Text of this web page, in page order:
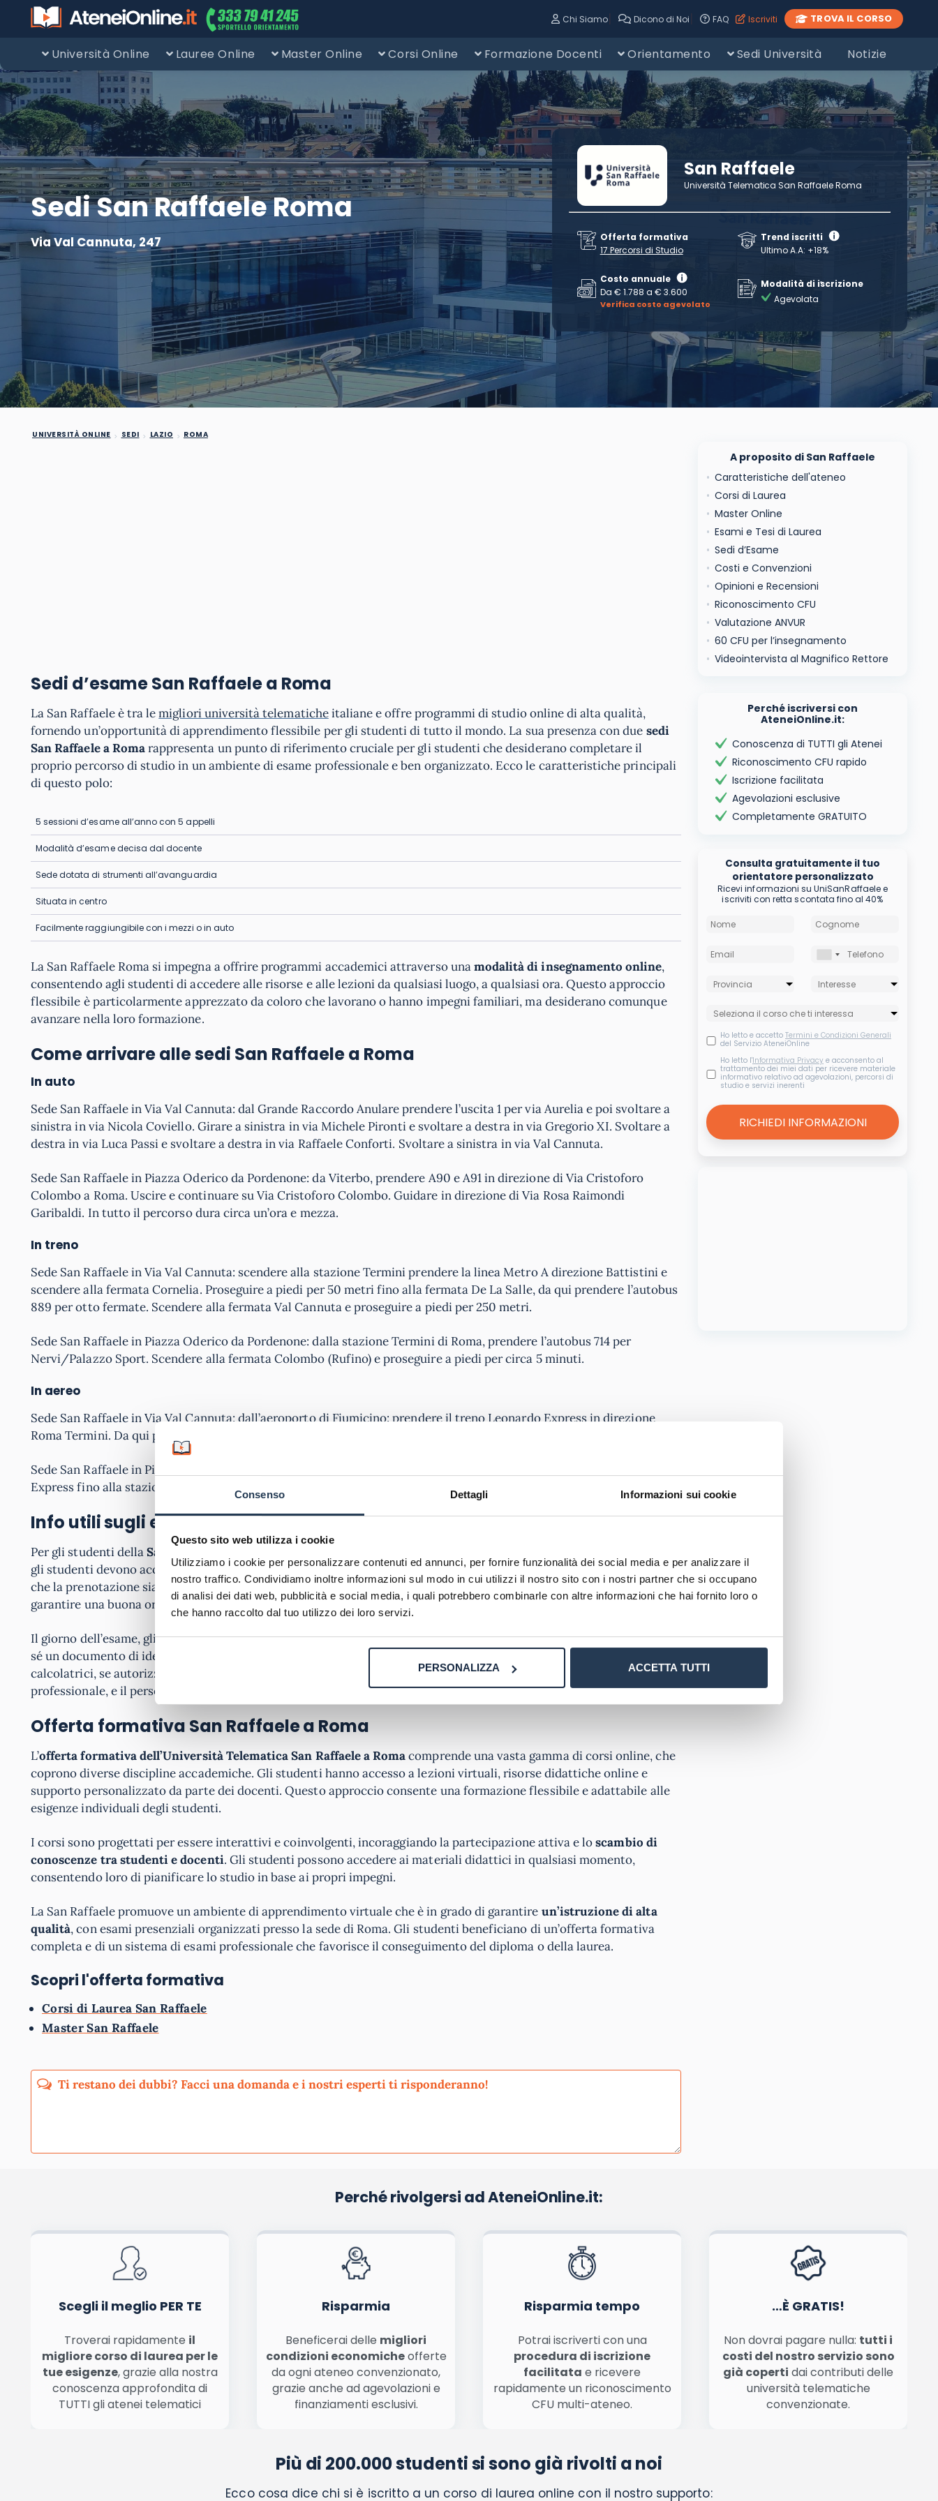
Consenso Dettagli Informazioni sui cookie
Questo sito web utilizza i cookie
Utilizziamo i cookie per personalizzare contenuti ed annunci, per fornire funzionalità dei social media e per analizzare il
nostro traffico. Condividiamo inoltre informazioni sul modo in cui utilizzi il nostro sito con i nostri partner che si occupano
di analisi dei dati web, pubblicità e social media, i quali potrebbero combinarle con altre informazioni che hai fornito loro o
che hanno raccolto dal tuo utilizzo dei loro servizi.
PERSONALIZZA ACCETTA TUTTI
Chi Siamo| Dicono di Noi| FAQ Iscriviti TROVA IL CORSO
Università Online Lauree Online Master Online Corsi Online Formazione Docenti Orientamento Sedi Università Notizie
Sedi San Raffaele Roma
Via Val Cannuta, 247
San Raffaele
Università Telematica San Raffaele Roma
Offerta formativa
17 Percorsi di Studio
Trend iscritti
Ultimo A.A: +18%
Costo annuale
Da € 1.788 a € 3.600
Verifica costo agevolato
Modalità di iscrizione
Agevolata
UNIVERSITÀ ONLINE SEDI LAZIO ROMA
Sedi d’esame San Raffaelea Roma
La San Raffaele è tra lemigliori università telematicheitaliane e offre programmi di studio online di alta qualità,
fornendo un’opportunità di apprendimento flessibile per gli studenti di tutto il mondo. La sua presenza con due sedi
San Raffaele a Romarappresenta un punto di riferimento cruciale per gli studenti che desiderano completare il
proprio percorso di studio in un ambiente di esame professionale e ben organizzato. Ecco le caratteristiche principali
di questo polo:
5 sessioni d’esame all’anno con 5 appelli
Modalità d’esame decisa dal docente
Sede dotata di strumenti all’avanguardia
Situata in centro
Facilmente raggiungibile con i mezzi o in auto
La San Raffaele Roma si impegna a offrire programmi accademici attraverso unamodalità di insegnamento online,
consentendo agli studenti di accedere alle risorse e alle lezioni da qualsiasi luogo, a qualsiasi ora. Questo approccio
flessibile è particolarmente apprezzato da coloro che lavorano o hanno impegni familiari, ma desiderano comunque
avanzare nella loro formazione.
Come arrivare alle sedi San Raffaelea Roma
In auto
Sede San Raffaele in Via Val Cannuta: dal Grande Raccordo Anulare prendere l’uscita 1 per via Aurelia e poi svoltare a
sinistra in via Nicola Coviello. Girare a sinistra in via Michele Pironti e svoltare a destra in via Gregorio XI. Svoltare a
destra in via Luca Passi e svoltare a destra in via Raffaele Conforti. Svoltare a sinistra in via Val Cannuta.
Sede San Raffaele in Piazza Oderico da Pordenone: da Viterbo, prendere A90 e A91 in direzione di Via Cristoforo
Colombo a Roma. Uscire e continuare su Via Cristoforo Colombo. Guidare in direzione di Via Rosa Raimondi
Garibaldi. In tutto il percorso dura circa un’ora e mezza.
In treno
Sede San Raffaele in Via Val Cannuta: scendere alla stazione Termini prendere la linea Metro A direzione Battistini e
scendere alla fermata Cornelia. Proseguire a piedi per 50 metri fino alla fermata De La Salle, da qui prendere l’autobus
889 per otto fermate. Scendere alla fermata Val Cannuta e proseguire a piedi per 250 metri.
Sede San Raffaele in Piazza Oderico da Pordenone: dalla stazione Termini di Roma, prendere l’autobus 714 per
Nervi/Palazzo Sport. Scendere alla fermata Colombo (Rufino) e proseguire a piedi per circa 5 minuti.
In aereo
Sede San Raffaele in Via Val Cannuta: dall’aeroporto di Fiumicino: prendere il treno Leonardo Express in direzione
Roma Termini. Da qui proseguire come sopra.
Sede San Raffaele in Piazza Oderico da Pordenone: dall’aeroporto di Roma Fiumicino, prendere il treno Leonardo
Express fino alla stazione Termini di Roma. Da qui, seguire le istruzioni presenti nella sezione sopra.
Info utili sugli esami San Raffaelea Roma
Per gli studenti dellaSan Raffaele a Roma
gli studenti devono accedere al sistema online dell’università e seguire le istruzioni fornite. È importante fare in modo
che la prenotazione sia completata nei tempi previsti e con la dovuta attenzione, in quanto questa fase è cruciale per
garantire una buona organizzazione dell’esame.
Il giorno dell’esame, gli studenti devono presentarsi presso lasede d’esame a Roma in orario. È essenziale portare con
sé un documento di identità valido e qualsiasi materiale specifico richiesto per l’esame, come penne, matite o
calcolatrici, se autorizzati. La sede d’esame è dotata delle attrezzature necessarie per sostenere un esame
professionale, e il personale è disponibile per assistere gli studenti durante il processo.
Offerta formativa San Raffaele a Roma
L’offerta formativa dell’Università Telematica San Raffaele a Romacomprende una vasta gamma di corsi online, che
coprono diverse discipline accademiche. Gli studenti hanno accesso a lezioni virtuali, risorse didattiche online e
supporto personalizzato da parte dei docenti. Questo approccio consente una formazione flessibile e adattabile alle
esigenze individuali degli studenti.
I corsi sono progettati per essere interattivi e coinvolgenti, incoraggiando la partecipazione attiva e loscambio di
conoscenze tra studenti e docenti. Gli studenti possono accedere ai materiali didattici in qualsiasi momento,
consentendo loro di pianificare lo studio in base ai propri impegni.
La San Raffaele promuove un ambiente di apprendimento virtuale che è in grado di garantire un’istruzione di alta
qualità, con esami presenziali organizzati presso la sede di Roma. Gli studenti beneficiano di un’offerta formativa
completa e di un sistema di esami professionale che favorisce il conseguimento del diploma o della laurea.
Scopri l'offerta formativa
Corsi di Laurea San Raffaele
Master San Raffaele
La tua email sarà utilizzata per comunicarti se qualcuno risponde al tuo commento e non sarà pubblicata. Dichiari di avere preso visione e di accettare quanto previsto dallainformativa privacy
Pubblicando questo commento dai il consenso affinché un cookie salvi i tuoi dati (nome, email) per il prossimo commento.
conferma e pubblica
A proposito di San Raffaele
Caratteristiche dell'ateneo
Corsi di Laurea
Master Online
Esami e Tesi di Laurea
Sedi d’Esame
Costi e Convenzioni
Opinioni e Recensioni
Riconoscimento CFU
Valutazione ANVUR
60 CFU per l’insegnamento
Videointervista al Magnifico Rettore
Perché iscriversi con
AteneiOnline.it:
Conoscenza di TUTTI gli Atenei
Riconoscimento CFU rapido
Iscrizione facilitata
Agevolazioni esclusive
Completamente GRATUITO
Consulta gratuitamente il tuo
orientatore personalizzato
Ricevi informazioni su UniSanRaffaele e
iscriviti con retta scontata fino al 40%
Ho letto e accetto Termini e Condizioni Generali
del Servizio AteneiOnline
Ho letto l'Informativa Privacy e acconsento al
trattamento dei miei dati per ricevere materiale
informativo relativo ad agevolazioni, percorsi di
studio e servizi inerenti
Perché rivolgersi ad AteneiOnline.it:
Scegli il meglio PER TE
Troverai rapidamente il
migliore corso di laurea per le
tue esigenze, grazie alla nostra
conoscenza approfondita di
TUTTI gli atenei telematici
Risparmia
Beneficerai delle migliori
condizioni economicheofferte
da ogni ateneo convenzionato,
grazie anche ad agevolazioni e
finanziamenti esclusivi.
Risparmia tempo
Potrai iscriverti con una
procedura di iscrizione
facilitata e ricevere
rapidamente un riconoscimento
CFU multi-ateneo.
…È GRATIS!
Non dovrai pagare nulla: tutti i
costi del nostro servizio sono
già coperti dai contributi delle
università telematiche
convenzionate.
Più di 200.000 studenti si sono già rivolti a noi
Ecco cosa dice chi si è iscritto a un corso di laurea online con il nostro supporto: